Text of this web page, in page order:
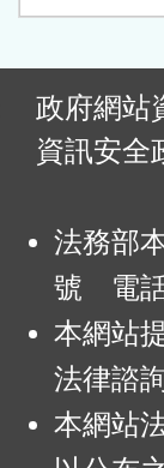
政府網站
資訊安全
法務部
號 電話
本網站
法律諮
本網站